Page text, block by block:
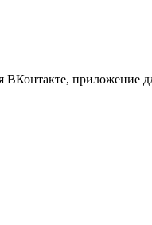
приложение